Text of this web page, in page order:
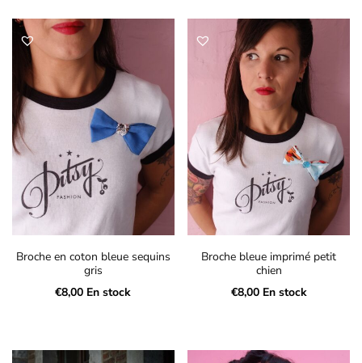
Broche en coton bleue sequins
gris
€8,00 En stock
Broche bleue imprimé petit
chien
€8,00 En stock